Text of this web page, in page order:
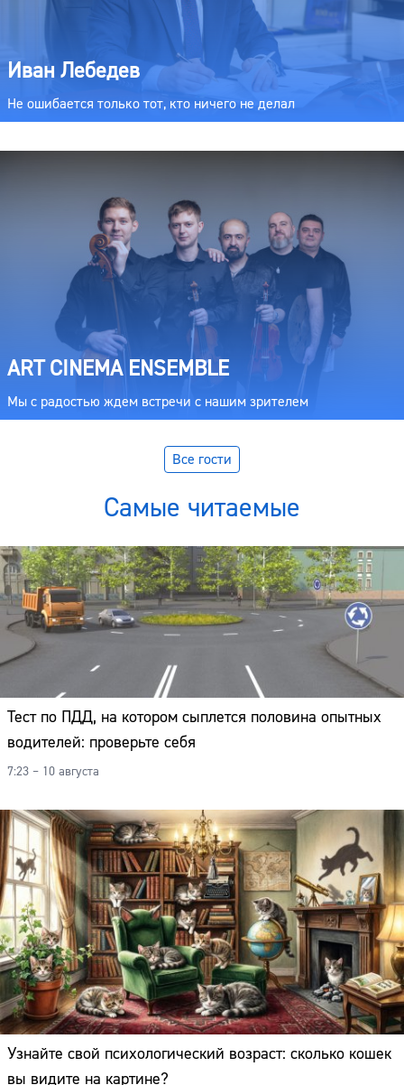
Иван Лебедев
Не ошибается только тот, кто ничего не делал
ART CINEMA ENSEMBLE
Мы с радостью ждем встречи с нашим зрителем
Все гости
Самые читаемые
Тест по ПДД, на котором сыплется половина опытных
водителей: проверьте себя
7:23 – 10 августа
Узнайте свой психологический возраст: сколько кошек
вы видите на картине?